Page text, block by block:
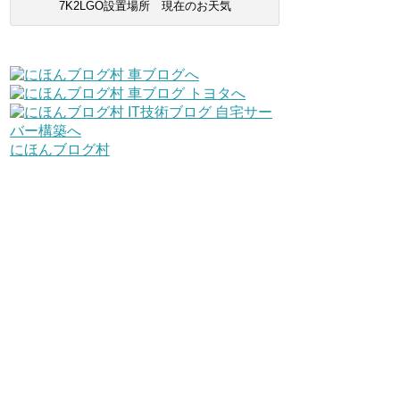
7K2LGO設置場所 現在のお天気
にほんブログ村